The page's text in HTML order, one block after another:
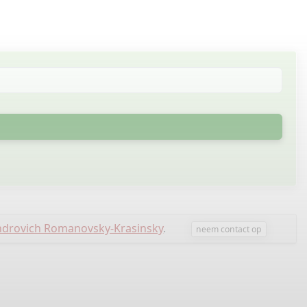
Romanovsky-Krasinsky. neem contact op